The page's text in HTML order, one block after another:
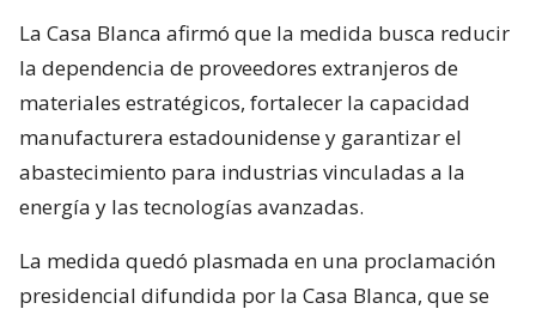
La Casa Blanca afirmó que la medida busca reducir
la dependencia de proveedores extranjeros de
materiales estratégicos, fortalecer la capacidad
manufacturera estadounidense y garantizar el
abastecimiento para industrias vinculadas a la
energía y las tecnologías avanzadas.
La medida quedó plasmada en una proclamación
presidencial difundida por la Casa Blanca, que se